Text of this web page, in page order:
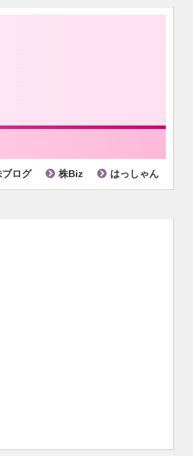
ブログ 株Biz はっしゃん